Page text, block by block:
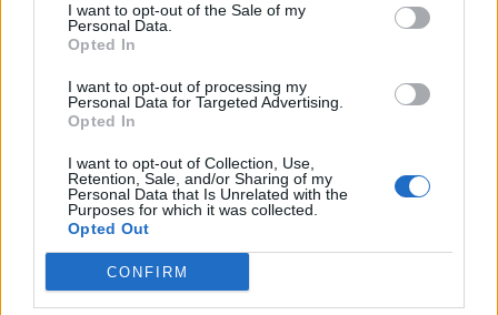
I want to opt-out of the Sale of my
Personal Data.
Opted In
I want to opt-out of processing my
Personal Data for Targeted Advertising.
Opted In
I want to opt-out of Collection, Use,
Retention, Sale, and/or Sharing of my
Personal Data that Is Unrelated with the
Purposes for which it was collected.
Opted Out
CONFIRM
2026. augusztus 08., szombat
Hétvégén is folytatódik a gázolaj
árának csökkenése